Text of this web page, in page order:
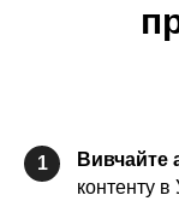
1 Вивчайте
контенту в